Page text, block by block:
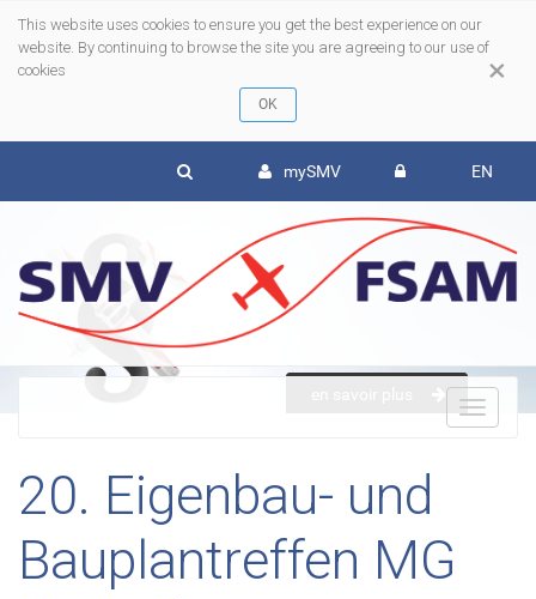
×
This website uses cookies to ensure you get the best experience on our
website. By continuing to browse the site you are agreeing to our use of
cookies
mySMV EN
20. Eigenbau- und
Bauplantreffen MG